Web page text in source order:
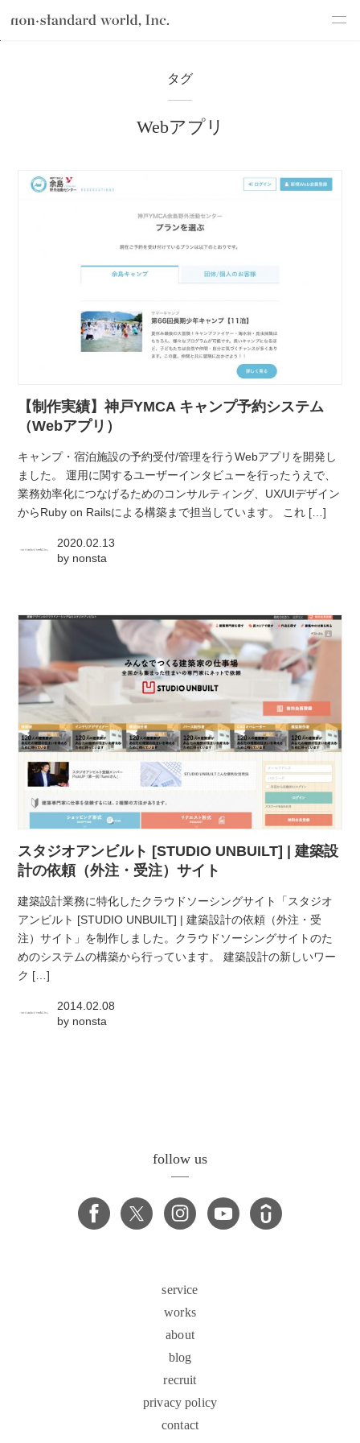
works
blog
recruit
atelier
contact
english
タグ
Webアプリ
【制作実績】神戸YMCA キャンプ予約システム
（Webアプリ）
キャンプ・宿泊施設の予約受付/管理を行うWebアプリを開発し
ました。 運用に関するユーザーインタビューを行ったうえで、
業務効率化につなげるためのコンサルティング、UX/UIデザイン
からRuby on Railsによる構築まで担当しています。 これ […]
2020.02.13
by nonsta
スタジオアンビルト [STUDIO UNBUILT] | 建築設
計の依頼（外注・受注）サイト
建築設計業務に特化したクラウドソーシングサイト「スタジオ
アンビルト [STUDIO UNBUILT] | 建築設計の依頼（外注・受
注）サイト」を制作しました。クラウドソーシングサイトのた
めのシステムの構築から行っています。 建築設計の新しいワー
ク […]
2014.02.08
by nonsta
follow us
service
works
about
blog
recruit
privacy policy
contact